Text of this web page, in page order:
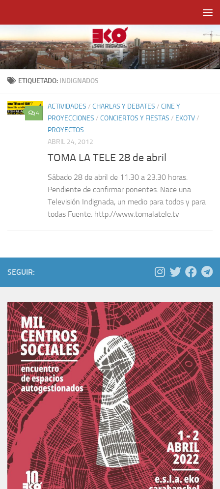
ETIQUETADO: INDIGNADOS
4
ACTIVIDADES / CHARLAS Y DEBATES / CINE Y
PROYECCIONES / CONCIERTOS Y FIESTAS / EKOTV/
PROYECTOS
ABRIL 24, 2012
TOMA LA TELE 28 de abril
Sábado 28 de abril de 11.30 a 23.30 horas.
Pendiente de confirmar ponentes. Nace una
Televisión Indignada, un medio para todos y para
todas Fuente: http://www.tomalatele.tv
SEGUIR: